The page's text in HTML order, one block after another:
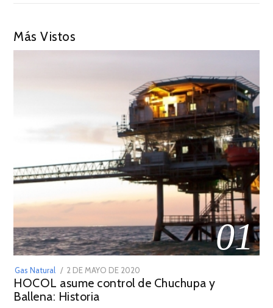
Más Vistos
01
Gas Natural
POSTED
ON
2 DE MAYO DE 2020
DE
HOCOL asume control de Chuchupa y
Ballena: Historia